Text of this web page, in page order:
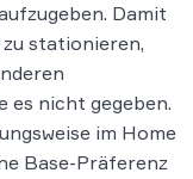
Damit
stationieren,
es nicht gegeben.
im Home
Base-Präferenz